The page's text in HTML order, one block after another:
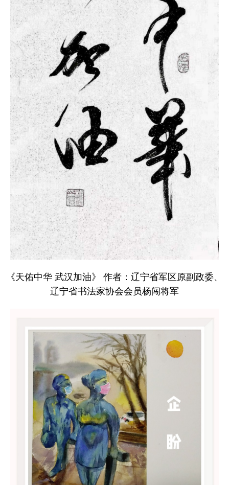
《天佑中华 武汉加油》 作者：辽宁省军区原副政委、
辽宁省书法家协会会员杨闯将军